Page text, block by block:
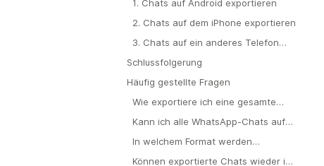
1. Chats auf Android exportieren
2. Chats auf dem iPhone exportieren
3. Chats auf ein anderes Telefon
Schlussfolgerung
Häufig gestellte Fragen
Wie exportiere ich eine gesamte
Kann ich alle WhatsApp-Chats auf
In welchem Format werden
Können exportierte Chats wieder in